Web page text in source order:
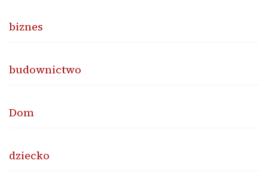
biznes
budownictwo
Dom
dziecko